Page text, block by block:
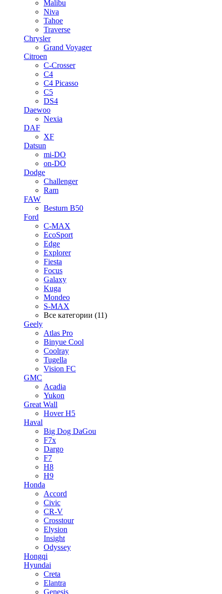
Malibu
Niva
Tahoe
Traverse
Chrysler
Grand Voyager
Citroen
C-Crosser
C4
C4 Picasso
C5
DS4
Daewoo
Nexia
DAF
XF
Datsun
mi-DO
on-DO
Dodge
Challenger
Ram
FAW
Besturn B50
Ford
C-MAX
EcoSport
Edge
Explorer
Fiesta
Focus
Galaxy
Kuga
Mondeo
S-MAX
Все категории (11)
Geely
Atlas Pro
Binyue Cool
Coolray
Tugella
Vision FC
GMC
Acadia
Yukon
Great Wall
Hover H5
Haval
Big Dog DaGou
F7x
Dargo
F7
H8
H9
Honda
Accord
Civic
CR-V
Crosstour
Elysion
Insight
Odyssey
Hongqi
Hyundai
Creta
Elantra
Genesis